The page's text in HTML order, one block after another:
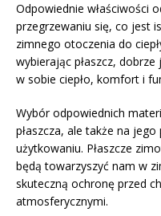
Odpowiednie właściwości
przegrzewaniu się, co jest
zimnego otoczenia do
wybierając płaszcz,
w sobie ciepło, komfort i
Wybór odpowiednich
płaszcza, ale także na
użytkowaniu. Płaszcze
będą towarzyszyć nam w
skuteczną ochronę przed
atmosferycznymi.